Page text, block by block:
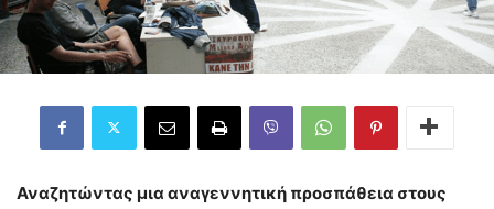
Αναζητώντας μια αναγεννητική προσπάθεια στους